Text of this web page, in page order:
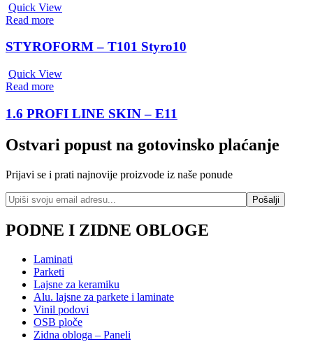
Quick View
Read more
STYROFORM – T101 Styro10
Quick View
Read more
1.6 PROFI LINE SKIN – E11
Ostvari popust na gotovinsko plaćanje
Prijavi se i prati najnovije proizvode iz naše ponude
PODNE I ZIDNE OBLOGE
Laminati
Parketi
Lajsne za keramiku
Alu. lajsne za parkete i laminate
Vinil podovi
OSB ploče
Zidna obloga – Paneli